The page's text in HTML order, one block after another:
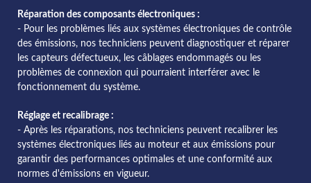
Réparation des composants électroniques :
- Pour les problèmes liés aux systèmes électroniques de contrôle
des émissions, nos techniciens peuvent diagnostiquer et réparer
les capteurs défectueux, les câblages endommagés ou les
problèmes de connexion qui pourraient interférer avec le
fonctionnement du système.
Réglage et recalibrage :
- Après les réparations, nos techniciens peuvent recalibrer les
systèmes électroniques liés au moteur et aux émissions pour
garantir des performances optimales et une conformité aux
normes d'émissions en vigueur.